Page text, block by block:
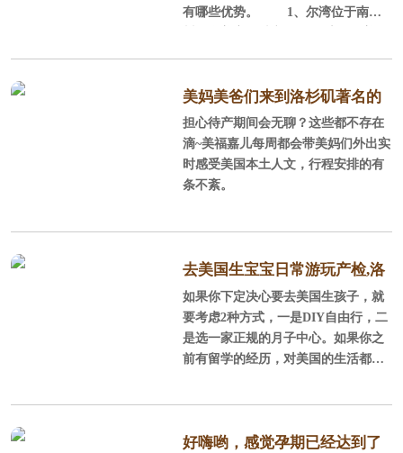
有哪些优势。 1、尔湾位于南加
靠广大的圣塔安娜山脉，这里阳光充
沛，气候温和，风景秀丽，环境优
美，平均每年286天的晴天，平均每年
降雨量300mm，年平均气温为17.
2℃，很适合孕产妈妈休养生息。
美妈美爸们来到洛杉矶著名的
staples球场感受NBA球赛
担心待产期间会无聊？这些都不存在
滴~美福嘉儿每周都会带美妈们外出实
时感受美国本土人文，行程安排的有
条不紊。
去美国生宝宝日常游玩产检,洛
杉矶待产记
如果你下定决心要去美国生孩子，就
要考虑2种方式，一是DIY自由行，二
是选一家正规的月子中心。如果你之
前有留学的经历，对美国的生活都还
公停止工作，陪产的性价比不如找个
好嗨哟，感觉孕期已经达到了